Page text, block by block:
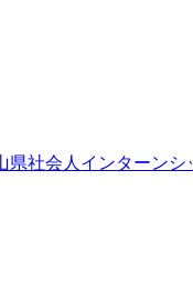
県社会人インターンシ